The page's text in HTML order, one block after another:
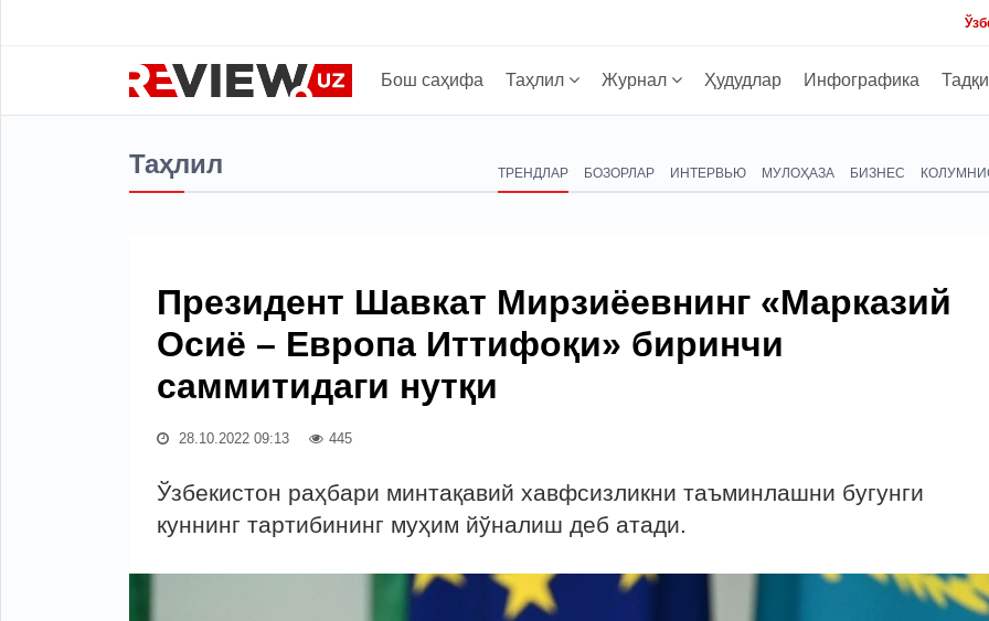
Бош саҳифа Таҳлил Журнал Ҳудудлар Инфографика
Таҳлил ТРЕНДЛАР БОЗОРЛАР ИНТЕРВЬЮ МУЛОҲАЗА БИЗНЕС
Президент Шавкат Мирзиёевнинг «Марказий
Осиё – Европа Иттифоқи» биринчи
саммитидаги нутқи
28.10.2022 09:13 445
Ўзбекистон раҳбари минтақавий хавфсизликни таъминлашни бугунги
куннинг тартибининг муҳим йўналиш деб атади.